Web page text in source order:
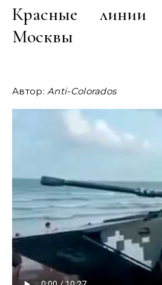
Красные
Москвы
Автор:Anti-Colorados